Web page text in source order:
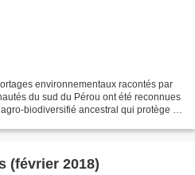
environnementaux racontés par
du sud du Pérou ont été reconnues
biodiversifié ancestral qui protège la
(février 2018)